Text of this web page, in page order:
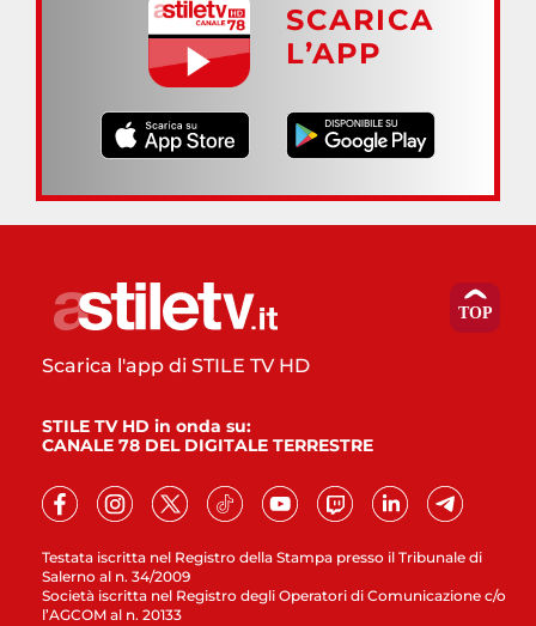
SCARICA
L’APP
Testata iscritta nel Registro della Stampa presso il Tribunale di
Salerno al n. 34/2009
Società iscritta nel Registro degli Operatori di Comunicazione c/o
l’AGCOM al n. 20133
Scarica l'app di STILE TV HD
STILE TV HD in onda su:
CANALE 78 DEL DIGITALE TERRESTRE